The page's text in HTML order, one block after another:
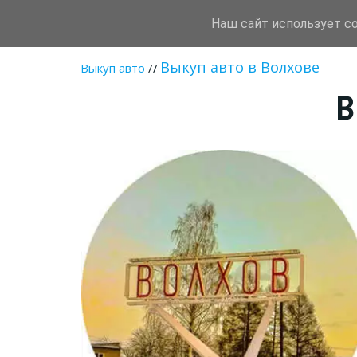
Срочный
Выкуп авто // Выкуп авто в Волхове
Наш сайт использует